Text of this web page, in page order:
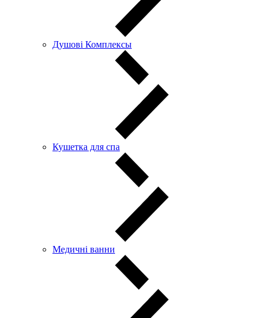
Душові Комплексы
Кушетка для спа
Медичні ванни